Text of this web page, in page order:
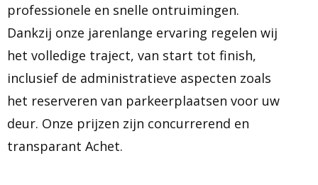
professionele en snelle ontruimingen.
Dankzij onze jarenlange ervaring regelen wij
het volledige traject, van start tot finish,
inclusief de administratieve aspecten zoals
het reserveren van parkeerplaatsen voor uw
deur. Onze prijzen zijn concurrerend en
transparant Achet.